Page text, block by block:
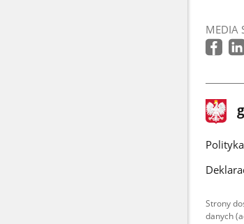
MEDIA
stopka
gov.pl
Strony
danych